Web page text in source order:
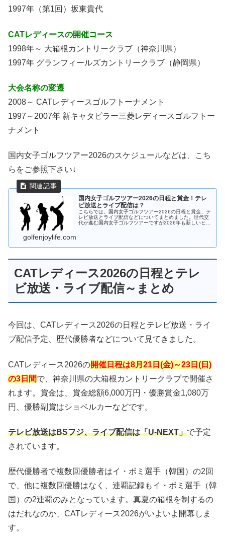
1997年（第1回）坂東貴代
CATレディースの開催コース
1998年～ 大箱根カントリークラブ（神奈川県）
1997年 グランフィールズカントリークラブ（静岡県）
大会名称の変遷
2008～ CATレディースゴルフトーナメント
1997～2007年 新キャタピラー三菱レディースゴルフトー
ナメント
国内女子ゴルフツアー2026のスケジュールなどは、こち
らをご参照下さい↓
国内女子ゴルフツアー2026の日程と賞金！テレ
ビ放送とライブ配信は？
こちらでは、国内女子ゴルフツアー2026の日程と賞金、テ
レビ放送とライブ配信などについてまとめました。世代交
代が進む国内女子ゴルフツアーですが2026年も新しいヒロ
golfenjoylife.com
CATレディース2026の日程とテレ
ビ放送・ライブ配信～まとめ
今回は、CATレディース2026の日程とテレビ放送・ライ
ブ配信予定、歴代優勝者などについて見てきました。
CATレディース2026の開催日程は8月21日(金)～23日(日)
の3日間で、神奈川県の大箱根カントリークラブで開催さ
れます。賞金は、賞金総額6,000万円・優勝賞金1,080万
円、優勝副賞はショベルカーなどです。
テレビ放送はBSフジ、ライブ配信は「U-NEXT」で予定
されています。
歴代優勝者で複数回優勝者はイ・ボミ選手（韓国）の2回
で、他に複数回優勝はなく、連覇記録もイ・ボミ選手（韓
国）の2連覇のみとなっています。真夏の箱根を制するの
はだれなのか、CATレディース2026がいよいよ開幕しま
す。